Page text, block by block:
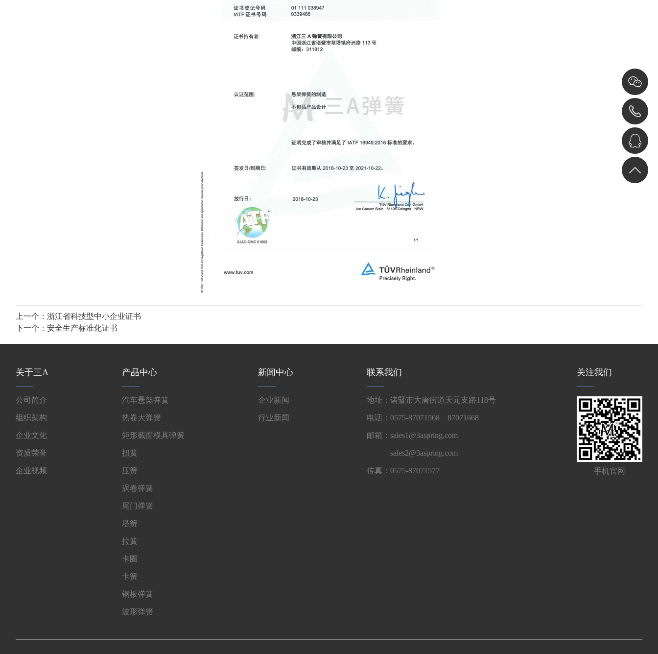
上一个： 浙江省科技型中小企业证书
下一个： 安全生产标准化证书
关于三A
公司简介
组织架构
企业文化
资质荣誉
企业视频
产品中心
汽车悬架弹簧
热卷大弹簧
矩形截面模具弹簧
扭簧
压簧
涡卷弹簧
尾门弹簧
塔簧
拉簧
卡圈
卡簧
钢板弹簧
波形弹簧
新闻中心
企业新闻
行业新闻
联系我们
地址：诸暨市大唐街道天元支路118号
电话：0575-87071568 87071668
邮箱：sales1@3aspring.com
sales2@3aspring.com
传真：0575-87071577
关注我们
手机官网